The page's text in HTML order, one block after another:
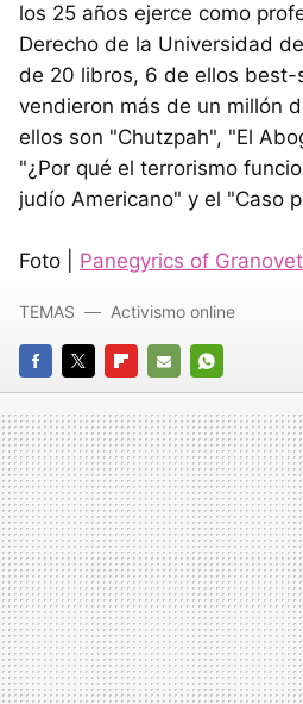
los 25 años ejerce como
Derecho de la Universidad
de 20 libros, 6 de ellos best-
vendieron más de un millón
ellos son "Chutzpah", "El
"¿Por qué el terrorismo
judío Americano" y el "Caso
Foto | Panegyrics of
FACEBOOK
TWITTERFLIPBOARD
E-
MAIL
WHATSAPP
TEMAS Activismo online